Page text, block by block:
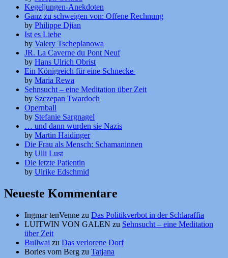
Kegeljungen-Anekdoten
Ganz zu schweigen von: Offene Rechnung
by Philippe Djian
Ist es Liebe
by Valery Tscheplanowa
JR. La Caverne du Pont Neuf
by Hans Ulrich Obrist
Ein Königreich für eine Schnecke
by Maria Rewa
Sehnsucht – eine Meditation über Zeit
by Szczepan Twardoch
Opernball
by Stefanie Sargnagel
… und dann wurden sie Nazis
by Martin Haidinger
Die Frau als Mensch: Schamaninnen
by Ulli Lust
Die letzte Patientin
by Ulrike Edschmid
Neueste Kommentare
Ingmar tenVenne zu Das Politikverbot in der Schlaraffia
LUITWIN VON GALEN zu Sehnsucht – eine Meditation
über Zeit
Bullwai zu Das verlorene Dorf
Bories vom Berg zu Tatjana